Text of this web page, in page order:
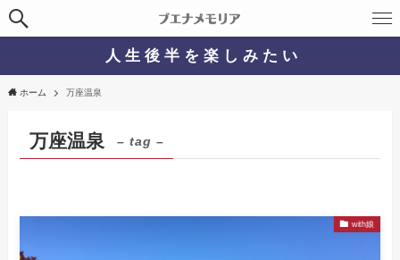
人 生 後 半 を 楽 し み た い
ホーム 万座温泉
万座温泉 – tag –
with娘